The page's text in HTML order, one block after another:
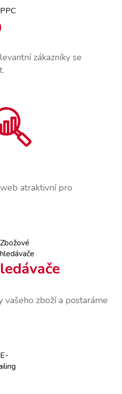
zákazníky se
atraktivní pro
zboží a postaráme